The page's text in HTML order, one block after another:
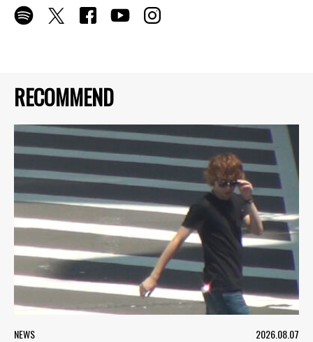
RECOMMEND
NEWS 2026.08.07